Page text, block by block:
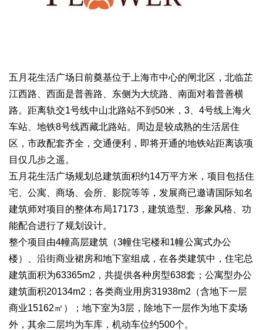
五月花生活广场日前奠基位于上海市中心的闸北区，北临芷
江西路、西面是普善路、东侧为大统路、南面对着普善横
路。距离轨交1号线中山北路站不到50米，3、4号线上海火
车站、地铁8号线西藏北路站。周边是较成熟的生活居住
区，市政配套齐全，交通便利，即将开通的地铁站距离该项
目仅几步之遥。
五月花生活广场规划总建筑面积约14万平方米，项目包括住
宅、公寓、商场、会所、影院等等，发展商已邀请国际知名
建筑师对项目的整体布局17173，建筑造型、形象风格、功
能配合进行了规划设计。
整个项目由4幢高层建筑（3幢住宅楼和1幢公寓式办公
楼）、沿街商业裙房和地下室组成，在各类建筑中，住宅总
建筑面积为63365m2，共提供各种房型638套；公寓型办公
建筑面积20134m2；各类商业用房31938m2（含地下一层
商业15162㎡）；地下室为3层，除地下一层作为地下卖场
外，其余二层均为车库，机动车位约500个。